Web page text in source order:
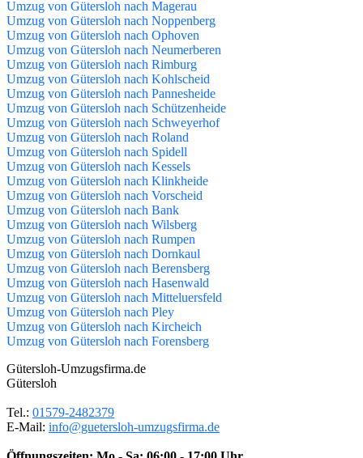
Umzug von Gütersloh nach Magerau
Umzug von Gütersloh nach Noppenberg
Umzug von Gütersloh nach Ophoven
Umzug von Gütersloh nach Neumerberen
Umzug von Gütersloh nach Rimburg
Umzug von Gütersloh nach Kohlscheid
Umzug von Gütersloh nach Pannesheide
Umzug von Gütersloh nach Schützenheide
Umzug von Gütersloh nach Schweyerhof
Umzug von Gütersloh nach Roland
Umzug von Gütersloh nach Spidell
Umzug von Gütersloh nach Kessels
Umzug von Gütersloh nach Klinkheide
Umzug von Gütersloh nach Vorscheid
Umzug von Gütersloh nach Bank
Umzug von Gütersloh nach Wilsberg
Umzug von Gütersloh nach Rumpen
Umzug von Gütersloh nach Dornkaul
Umzug von Gütersloh nach Berensberg
Umzug von Gütersloh nach Hasenwald
Umzug von Gütersloh nach Mitteluersfeld
Umzug von Gütersloh nach Pley
Umzug von Gütersloh nach Kircheich
Umzug von Gütersloh nach Forensberg
Gütersloh-Umzugsfirma.de
Gütersloh
Tel.: 01579-2482379
E-Mail: info@guetersloh-umzugsfirma.de